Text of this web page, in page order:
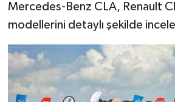
Mercedes-Benz CLA, Renault
modellerini detaylı şekilde